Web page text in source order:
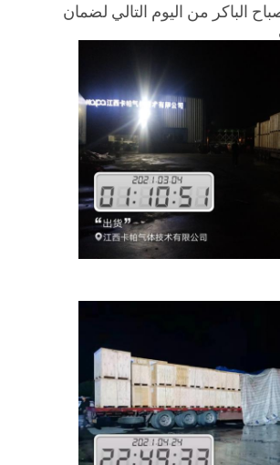
الباكر من اليوم التالي لضمان